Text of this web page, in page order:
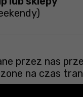
przez nas
na czas